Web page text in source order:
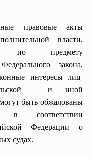
правовые акты
власти,
предмету
закона,
интересы лиц
и иной
быть обжалованы
соответствии
Федерации о
судах.